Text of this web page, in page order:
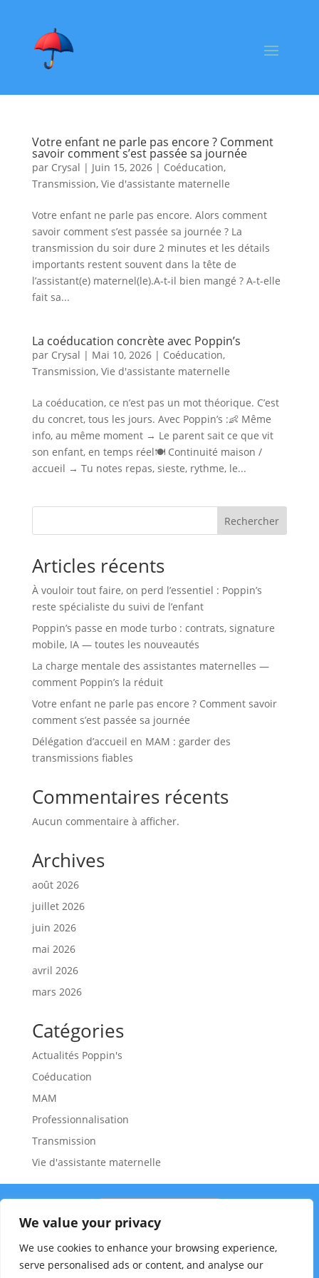
We value your privacy
We use cookies to enhance your browsing experience,
serve personalised ads or content, and analyse our
Votre enfant ne parle pas encore ? Comment
savoir comment s’est passée sa journée
par Crysal | Juin 15, 2026| Coéducation,
Transmission, Vie d'assistante maternelle
Votre enfant ne parle pas encore. Alors comment
savoir comment s’est passée sa journée ? La
transmission du soir dure 2 minutes et les détails
importants restent souvent dans la tête de
l’assistant(e) maternel(le).A-t-il bien mangé ? A-t-elle
fait sa...
La coéducation concrète avec Poppin’s
par Crysal | Mai 10, 2026| Coéducation,
Transmission, Vie d'assistante maternelle
La coéducation, ce n’est pas un mot théorique. C’est
du concret, tous les jours. Avec Poppin’s :👶 Même
info, au même moment → Le parent sait ce que vit
son enfant, en temps réel🍽️ Continuité maison /
accueil → Tu notes repas, sieste, rythme, le...
Rechercher
Articles récents
À vouloir tout faire, on perd l’essentiel : Poppin’s
reste spécialiste du suivi de l’enfant
Poppin’s passe en mode turbo : contrats, signature
mobile, IA — toutes les nouveautés
La charge mentale des assistantes maternelles —
comment Poppin’s la réduit
Votre enfant ne parle pas encore ? Comment savoir
comment s’est passée sa journée
Délégation d’accueil en MAM : garder des
transmissions fiables
Commentaires récents
Aucun commentaire à afficher.
Archives
août 2026
juillet 2026
juin 2026
mai 2026
avril 2026
mars 2026
Catégories
Actualités Poppin's
Coéducation
MAM
Professionnalisation
Transmission
Vie d'assistante maternelle